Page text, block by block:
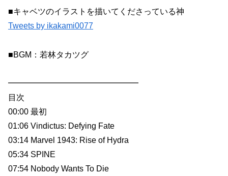
■キャベツのイラストを描いてくださっている神
Tweets by ikakami0077
■BGM：若林タカツグ
━━━━━━━━━━━━━━━━
目次
00:00 最初
01:06 Vindictus: Defying Fate
03:14 Marvel 1943: Rise of Hydra
05:34 SPINE
07:54 Nobody Wants To Die